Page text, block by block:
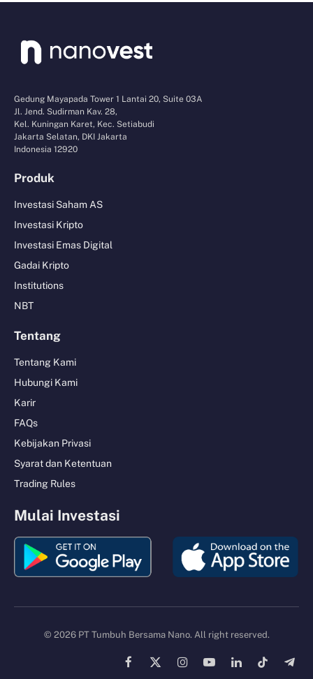
Gedung Mayapada Tower 1 Lantai 20, Suite 03A
Jl. Jend. Sudirman Kav. 28,
Kel. Kuningan Karet, Kec. Setiabudi
Jakarta Selatan, DKI Jakarta
Indonesia 12920
Produk
Investasi Saham AS
Investasi Kripto
Investasi Emas Digital
Gadai Kripto
Institutions
NBT
Tentang
Tentang Kami
Hubungi Kami
Karir
FAQs
Kebijakan Privasi
Syarat dan Ketentuan
Trading Rules
Mulai Investasi
© 2026 PT Tumbuh Bersama Nano. All right reserved.
Facebook
X
InstagramYouTubeLinkedInTikTok